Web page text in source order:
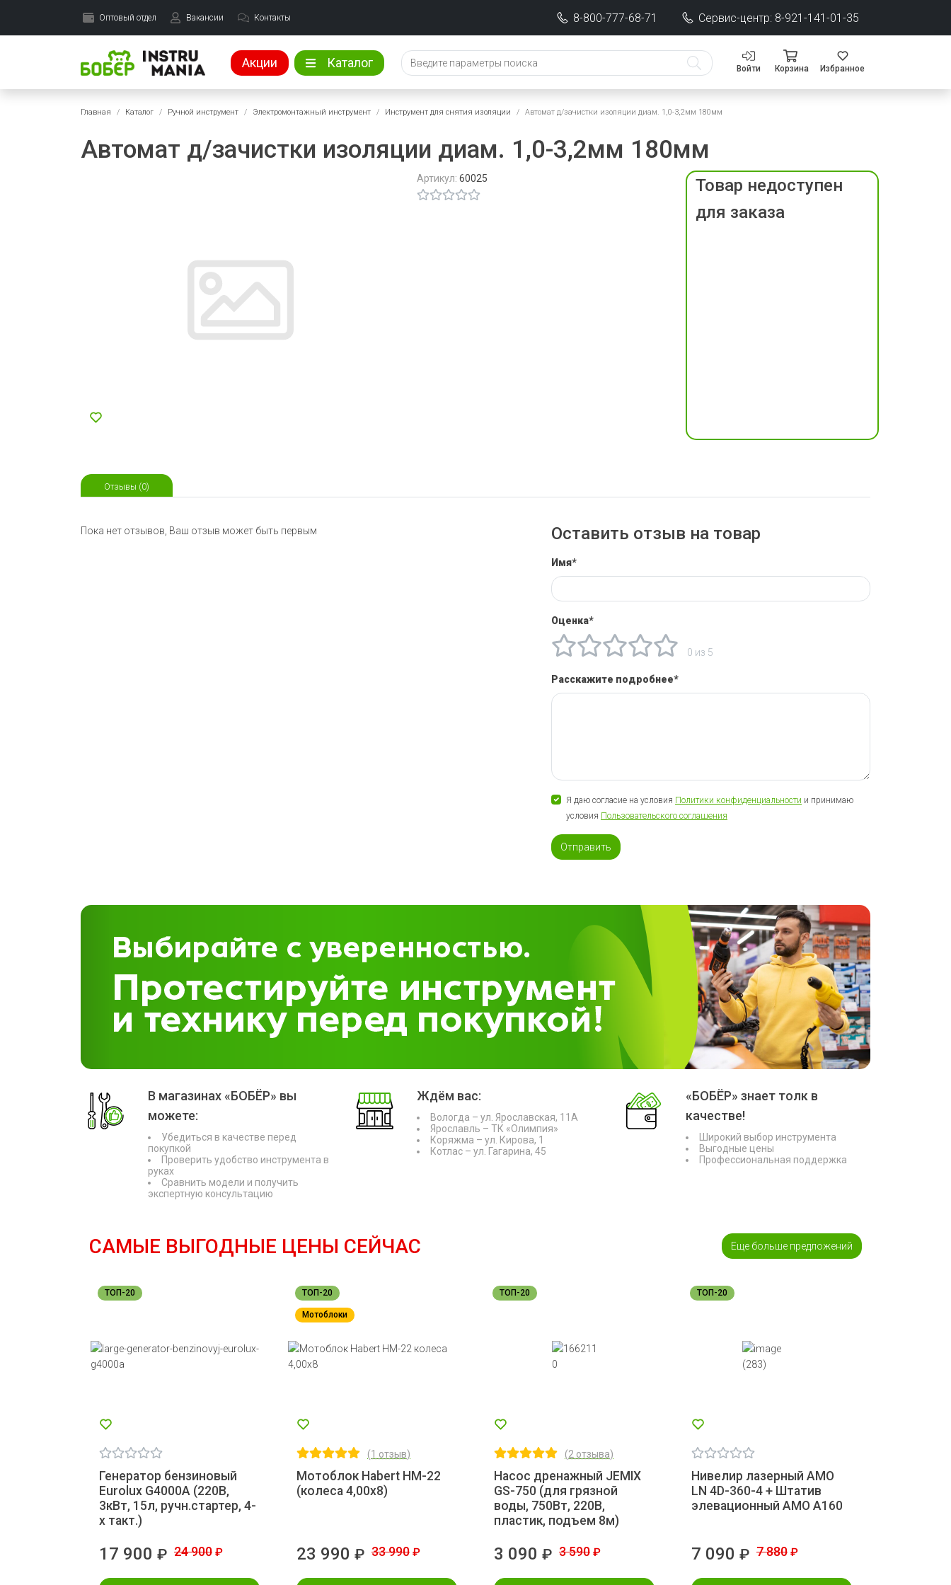
Оптовый отдел Вакансии Контакты 8-800-777-68-71 Сервис-центр: 8-921-141-01-35
Акции Каталог Войти Корзина Избранное
Главная Каталог Ручной инструмент Электромонтажный инструмент Инструмент для снятия изоляции Автомат д/зачистки изоляции диам. 1,0-3,2мм 180мм
Автомат д/зачистки изоляции диам. 1,0-3,2мм 180мм
Артикул: 60025
Товар недоступен
для заказа
Отзывы (0)
Пока нет отзывов, Ваш отзыв может быть первым Оставить отзыв на товар
Имя*
Оценка*
0 из 5
Расскажите подробнее*
Я даю согласие на условия Политики конфиденциальности и принимаю
условия Пользовательского соглашения
Отправить
В магазинах «БОБЁР» вы
можете:
Убедиться в качестве перед
покупкой
Проверить удобство инструмента в
руках
Сравнить модели и получить
экспертную консультацию
Ждём вас:
Вологда – ул. Ярославская, 11А
Ярославль – ТК «Олимпия»
Коряжма – ул. Кирова, 1
Котлас – ул. Гагарина, 45
«БОБЁР» знает толк в
качестве!
Широкий выбор инструмента
Выгодные цены
Профессиональная поддержка
САМЫЕ ВЫГОДНЫЕ ЦЕНЫ СЕЙЧАС Еще больше предложений
ТОП-20
Генератор бензиновый
Eurolux G4000A (220В,
3кВт, 15л, ручн.стартер, 4-
х такт.)
17 900 ₽ 24 900 ₽
ТОП-20
Мотоблоки
(1 отзыв)
Мотоблок Habert НМ-22
(колеса 4,00х8)
23 990 ₽ 33 990 ₽
ТОП-20
(2 отзыва)
Насос дренажный JEMIX
GS-750 (для грязной
воды, 750Вт, 220В,
пластик, подъем 8м)
3 090 ₽ 3 590 ₽
ТОП-20
Нивелир лазерный AMO
LN 4D-360-4 + Штатив
элевационный AMO A160
7 090 ₽ 7 880 ₽